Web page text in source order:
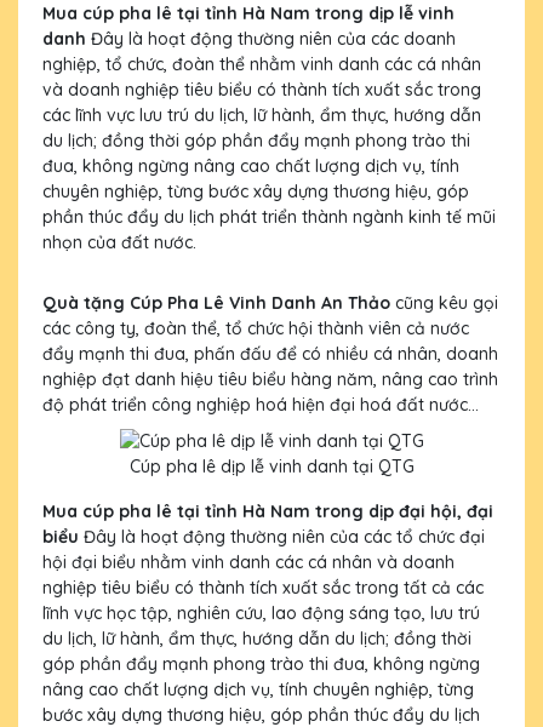
Mua cúp pha lê tại tỉnh Hà Nam trong dịp lễ vinh
danh Đây là hoạt động thường niên của các doanh
nghiệp, tổ chức, đoàn thể nhằm vinh danh các cá nhân
và doanh nghiệp tiêu biểu có thành tích xuất sắc trong
các lĩnh vực lưu trú du lịch, lữ hành, ẩm thực, hướng dẫn
du lịch; đồng thời góp phần đẩy mạnh phong trào thi
đua, không ngừng nâng cao chất lượng dịch vụ, tính
chuyên nghiệp, từng bước xây dựng thương hiệu, góp
phần thúc đẩy du lịch phát triển thành ngành kinh tế mũi
nhọn của đất nước.
Quà tặng Cúp Pha Lê Vinh Danh An Thảo cũng kêu gọi
các công ty, đoàn thể, tổ chức hội thành viên cả nước
đẩy mạnh thi đua, phấn đấu để có nhiều cá nhân, doanh
nghiệp đạt danh hiệu tiêu biểu hàng năm, nâng cao trình
độ phát triển công nghiệp hoá hiện đại hoá đất nước...
Cúp pha lê dịp lễ vinh danh tại QTG
Mua cúp pha lê tại tỉnh Hà Nam trong dịp đại hội, đại
biểu Đây là hoạt động thường niên của các tổ chức đại
hội đại biểu nhằm vinh danh các cá nhân và doanh
nghiệp tiêu biểu có thành tích xuất sắc trong tất cả các
lĩnh vực học tập, nghiên cứu, lao động sáng tạo, lưu trú
du lịch, lữ hành, ẩm thực, hướng dẫn du lịch; đồng thời
góp phần đẩy mạnh phong trào thi đua, không ngừng
nâng cao chất lượng dịch vụ, tính chuyên nghiệp, từng
bước xây dựng thương hiệu, góp phần thúc đẩy du lịch